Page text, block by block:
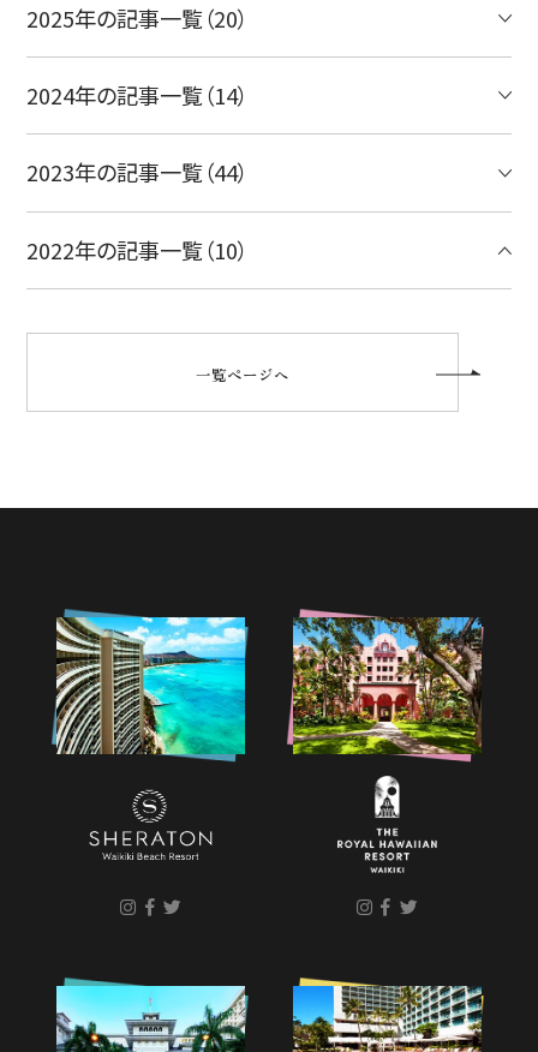
2025年の記事一覧（20）
2024年の記事一覧（14）
2023年の記事一覧（44）
2022年の記事一覧（10）
一覧ページへ